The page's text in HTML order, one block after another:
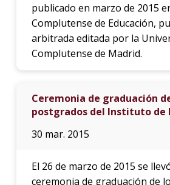
publicado en marzo de 2015
Complutense de Educación,
arbitrada editada por la
Complutense de Madrid.
Ceremonia de graduación
postgrados del Instituto de
30 mar. 2015
El 26 de marzo de 2015 se
ceremonia de graduación de